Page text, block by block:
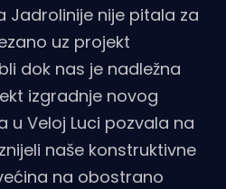
nije pitala za
uz projekt
dok nas je nadležna
izgradnje novog
Veloj Luci pozvala na
naše konstruktivne
na obostrano